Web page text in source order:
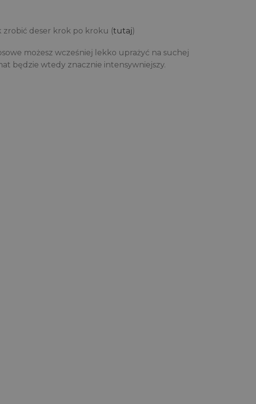
zrobić deser krok po kroku (tutaj)
możesz wcześniej lekko uprażyć na suchej
będzie wtedy znacznie intensywniejszy.